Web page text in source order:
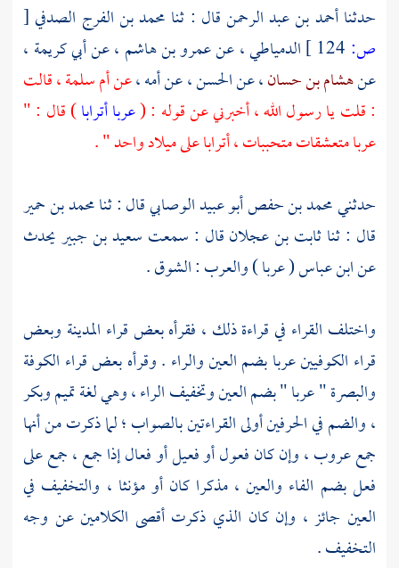
حدثناأحمد بن عبد الرحمنقال : ثنا محمد بن الفرج الصدفي[
ص:
الدمياطي، عنعمرو بن هاشم ، عنأبي كريمة ،
عنهشام بن حسان، عنالحسن، عن أمه ،عنأم سلمة ،قالت
: قلت يا رسول الله ، أخبرني عن قوله : (عربا أترابا) قال : "
عربا متعشقات متحببات ، أترابا على ميلاد واحد " .
حدثنيمحمد بن حفص أبو عبيد الوصابيقال : ثنامحمد بن حمير
قال : ثناثابت بن عجلانقال : سمعت سعيد بن جبيريحدث
عنابن عباس( عربا ) والعرب : الشوق .
واختلف القراء في قراءة ذلك ، فقرأه بعض قراء المدينة وبعض
قراء الكوفيين عربا بضم العين والراء . وقرأه بعض قراء الكوفة
والبصرة" عربا " بضم العين وتخفيف الراء ، وهي لغة تميم وبكر
، والضم في الحرفين أولى القراءتين بالصواب ؛ لما ذكرت من أنها
جمع عروب ، وإن كان فعول أو فعيل أو فعال إذا جمع ، جمع على
فعل بضم الفاء والعين ، مذكرا كان أو مؤنثا ، والتخفيف في
العين جائز ، وإن كان الذي ذكرت أقصى الكلامين عن وجه
التخفيف .